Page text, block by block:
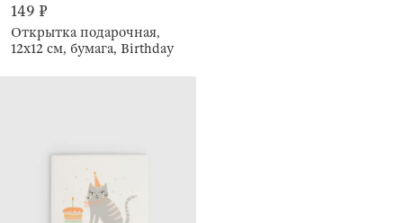
149 ₽
Открытка подарочная,
12х12 см, бумага, Birthday